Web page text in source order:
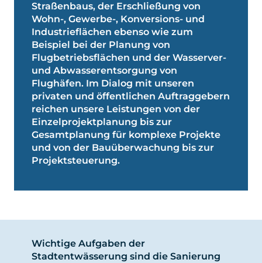
Straßenbaus, der Erschließung von
Wohn-, Gewerbe-, Konversions- und
Industrieflächen ebenso wie zum
Beispiel bei der Planung von
Flugbetriebsflächen und der Wasserver-
und Abwasserentsorgung von
Flughäfen. Im Dialog mit unseren
privaten und öffentlichen Auftraggebern
reichen unsere Leistungen von der
Einzelprojektplanung bis zur
Gesamtplanung für komplexe Projekte
und von der Bauüberwachung bis zur
Projektsteuerung.
Wichtige Aufgaben der
Stadtentwässerung sind die Sanierung